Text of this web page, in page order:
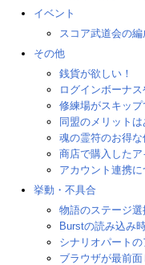
イベント
スコア武道会の
その他
銭貨が欲しい！
ログインボーナ
修練場がスキッ
同盟のメリット
魂の霊符のお得な
商店で購入した
アカウント連携に
挙動・不具合
物語のステージ
Burstの読み込み
シナリオパート
ブラウザが最前